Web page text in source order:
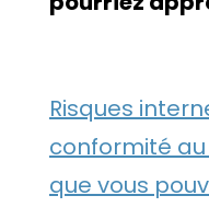
Risques
conformité
que vous